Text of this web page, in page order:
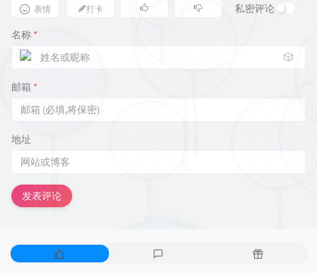
表情 打卡 私密评论
名称 *
🎲
邮箱 *
地址
发表评论
热
门
随